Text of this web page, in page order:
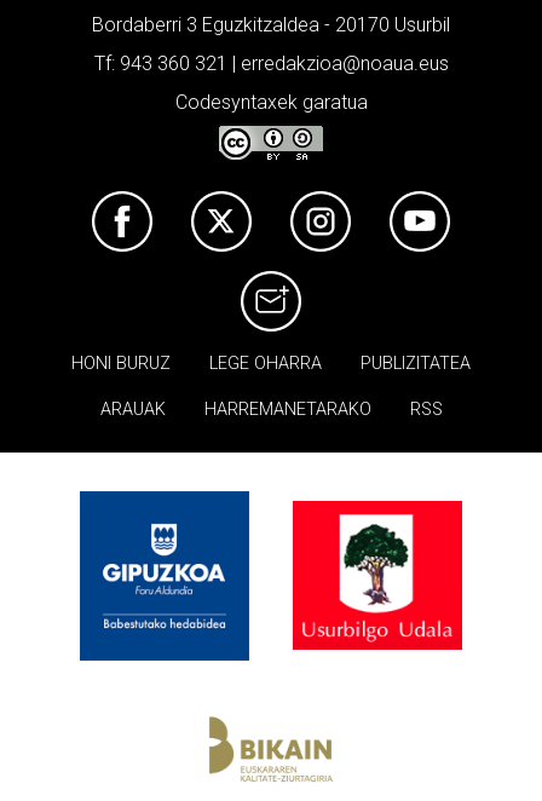
Bordaberri 3 Eguzkitzaldea - 20170 Usurbil
Tf: 943 360 321 | erredakzioa@noaua.eus
Codesyntaxek garatua
HONI BURUZ LEGE OHARRA PUBLIZITATEA
ARAUAK HARREMANETARAKO RSS